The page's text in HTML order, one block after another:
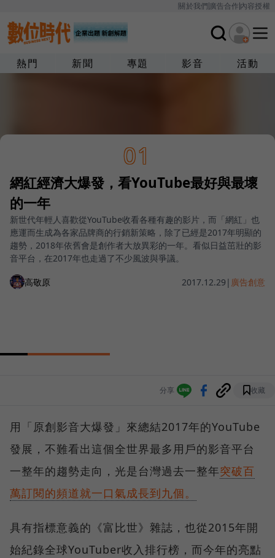
關於我們廣告合作內容授權
熱門 新聞 專題 影音 活動
01
網紅經濟大爆發，看YouTube最好與最壞
的一年
新世代年輕人喜歡從YouTube收看各種有趣的影片，而「網紅」也
應運而生成為各家品牌商的行銷新策略，除了已經是2017年明顯的
趨勢，2018年依舊會是創作者大放異彩的一年。看似日益茁壯的影
音平台，在2017年也走過了不少風波與爭議。
高敬原 2017.12.29 | 廣告創意
分享 收藏
用「原創影音大爆發」來總結2017年的YouTube
發展，不難看出這個全世界最多用戶的影音平台
一整年的趨勢走向，光是台灣過去一整年突破百
萬訂閱的頻道就一口氣成長到九個。
具有指標意義的《富比世》雜誌，也從2015年開
始紀錄全球YouTuber收入排行榜，而今年的亮點